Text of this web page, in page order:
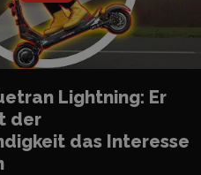
Lightning: Er
der
das Interesse